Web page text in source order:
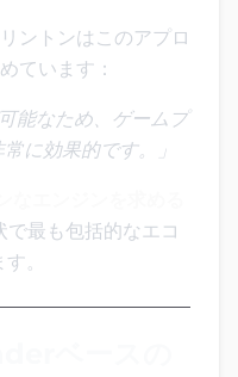
ントンはこのアプロ
ています：
能なため、ゲームプ
に効果的です。」
で最も包括的なエコ
。